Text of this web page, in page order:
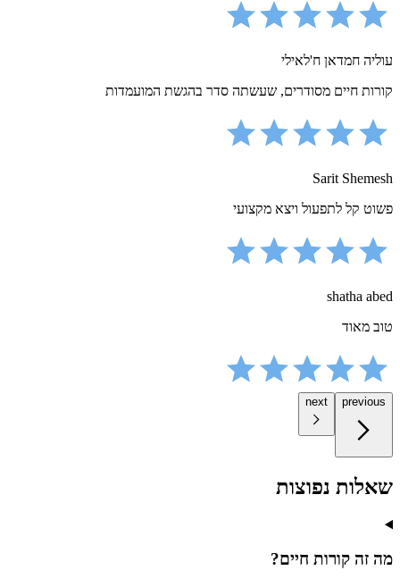
עוליה חמדאן ח'לאילי
קורות חיים מסודרים, שעשתה סדר בהגשת המועמדות
Sarit Shemesh
פשוט קל לתפעול ויצא מקצועי
shatha abed
טוב מאוד
previous
next
שאלות נפוצות
מה זה קורות חיים?